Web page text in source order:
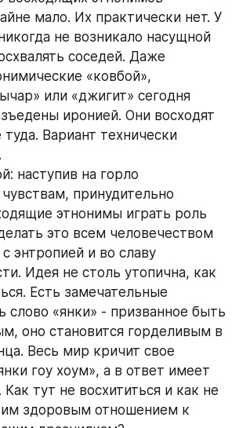
мало. Их практически нет. У
не возникало насущной
соседей. Даже
«ковбой»,
или «джигит» сегодня
иронией. Они восходят
Вариант технически
принудительно
этнонимы играть роль
это всем человечеством
энтропией и во славу
Идея не столь утопична, как
Есть замечательные
слово «янки» - призванное быть
оно становится горделивым в
Весь мир кричит свое
гоу хоум», а в ответ имеет
Как тут не восхититься и как не
здоровым отношением к